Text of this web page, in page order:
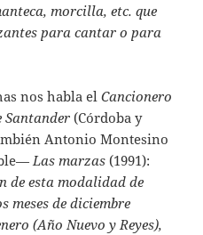
morcilla, etc. que
para cantar o para
nos habla elCancionero
(Córdoba y
Antonio Montesino
Las marzas (1991):
de esta modalidad de
de diciembre
(Año Nuevo y Reyes),